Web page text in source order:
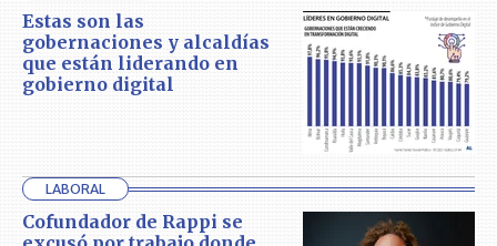
Estas son las
gobernaciones y alcaldías
que están liderando en
gobierno digital
LABORAL
Cofundador de Rappi se